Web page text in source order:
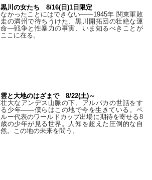
黒川の女たち 8/16(日)1日限定
なかったことにはできない——1945年 関東軍敗
走の満州で待ちうけた、黒川開拓団の壮絶な運
命―戦争と性暴力の事実、いま知るべきことが
ここに在る。
雲と大地のはざまで 8/22(土)～
壮大なアンデス山脈の下、アルパカの世話をす
る少年――僕らはこの地で今を生きている。ペ
ルー代表のワールドカップ出場に期待を寄せる8
歳の少年が見る世界。人知を超えた圧倒的な自
然。この地の未来を問う。